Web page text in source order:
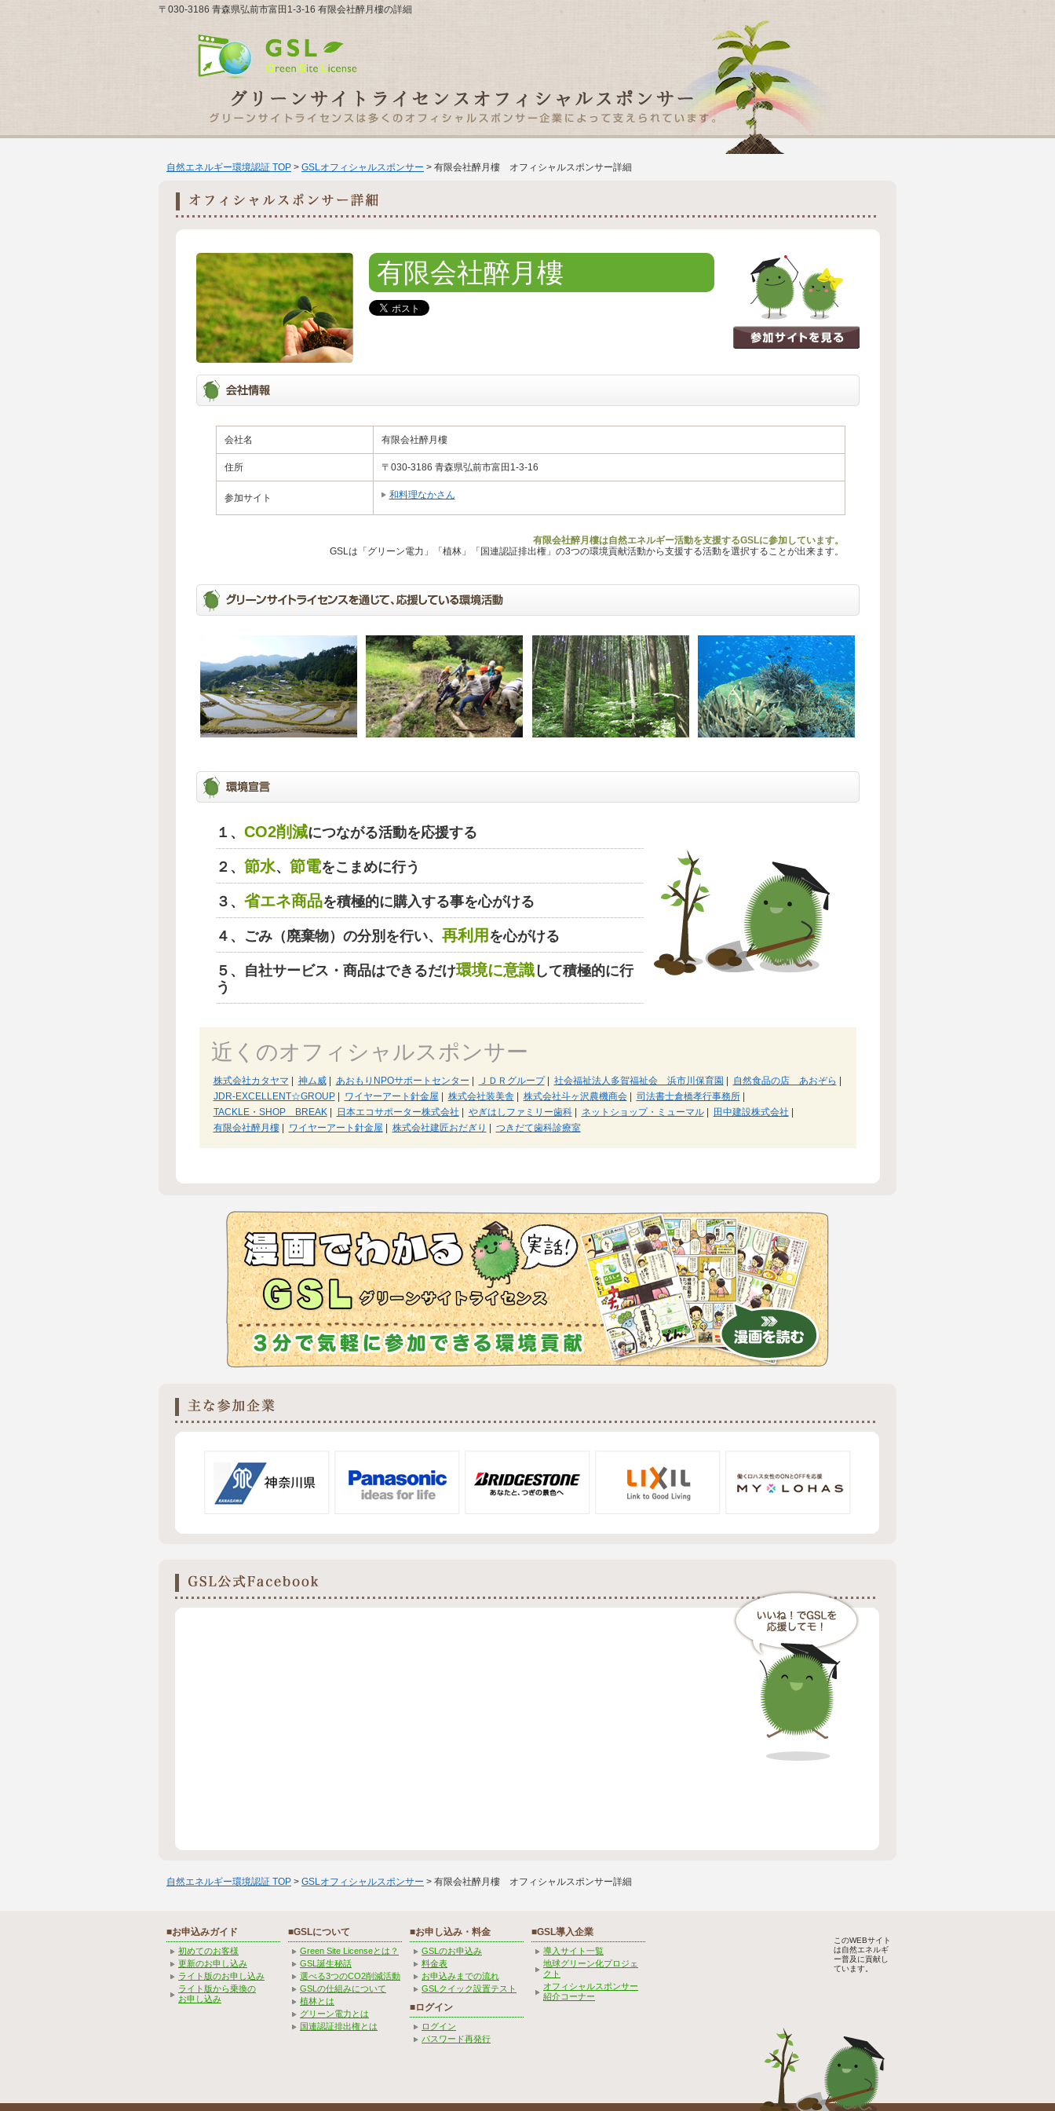
〒030-3186 青森県弘前市富田1-3-16 有限会社醉月樓の詳細
自然エネルギー環境認証 TOP > GSLオフィシャルスポンサー > 有限会社醉月樓 オフィシャルスポンサー詳細
有限会社醉月樓
会社名 有限会社醉月樓
住所 〒030-3186 青森県弘前市富田1-3-16
参加サイト 和料理なかさん
有限会社醉月樓は自然エネルギー活動を支援するGSLに参加しています。
GSLは「グリーン電力」「植林」「国連認証排出権」の3つの環境貢献活動から支援する活動を選択することが出来ます。
１、 CO2削減につながる活動を応援する
２、 節水、 節電をこまめに行う
３、 省エネ商品を積極的に購入する事を心がける
４、ごみ（廃棄物）の分別を行い、 再利用 を心がける
５、自社サービス・商品はできるだけ環境に意識して積極的に行
う
近くのオフィシャルスポンサー
株式会社カタヤマ 神ム威| あおもりNPOサポートセンター ＪＤＲグループ| 社会福祉法人多賀福祉会 浜市川保育園 自然食品の店 あおぞら
JDR-EXCELLENT☆GROUP| ワイヤーアート針金屋 株式会社装美舎| 株式会社斗ヶ沢農機商会| 司法書士倉橋孝行事務所|
TACKLE・SHOP BREAK| 日本エコサポーター株式会社 やぎはしファミリー歯科| ネットショップ・ミューマル| 田中建設株式会社
有限会社醉月樓| ワイヤーアート針金屋 株式会社建匠おだぎり つきだて歯科診療室
自然エネルギー環境認証 TOP > GSLオフィシャルスポンサー > 有限会社醉月樓 オフィシャルスポンサー詳細
■お申込みガイド
初めてのお客様
更新のお申し込み
ライト版のお申し込み
ライト版から乗換の
お申し込み
■GSLについて
Green Site Licenseとは？
GSL誕生秘話
選べる3つのCO2削減活動
GSLの仕組みについて
植林とは
グリーン電力とは
国連認証排出権とは
■お申し込み・料金
GSLのお申込み
料金表
お申込みまでの流れ
GSLクイック設置テスト
■ログイン
ログイン
パスワード再発行
■GSL導入企業
導入サイト一覧
地球グリーン化プロジェ
クト
オフィシャルスポンサー
紹介コーナー
このWEBサイト
は自然エネルギ
ー普及に貢献し
ています。